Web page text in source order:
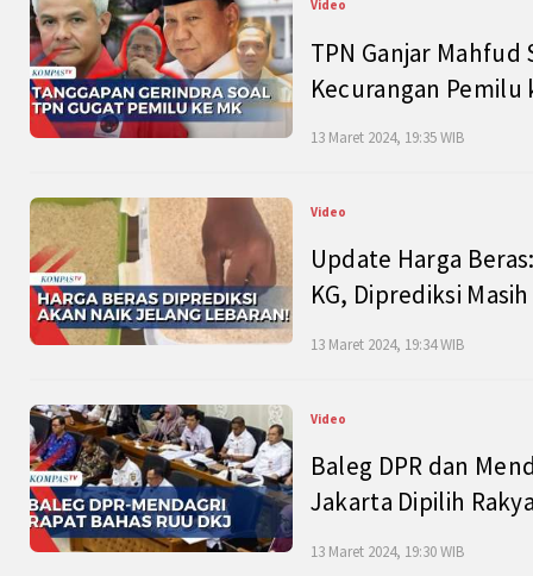
Video
TPN Ganjar Mahfud
Kecurangan Pemilu
13 Maret 2024, 19:35 WIB
Video
Update Harga
KG, Diprediksi
13 Maret 2024, 19:34 WIB
Video
Baleg DPR dan
Jakarta Dipilih
13 Maret 2024, 19:30 WIB